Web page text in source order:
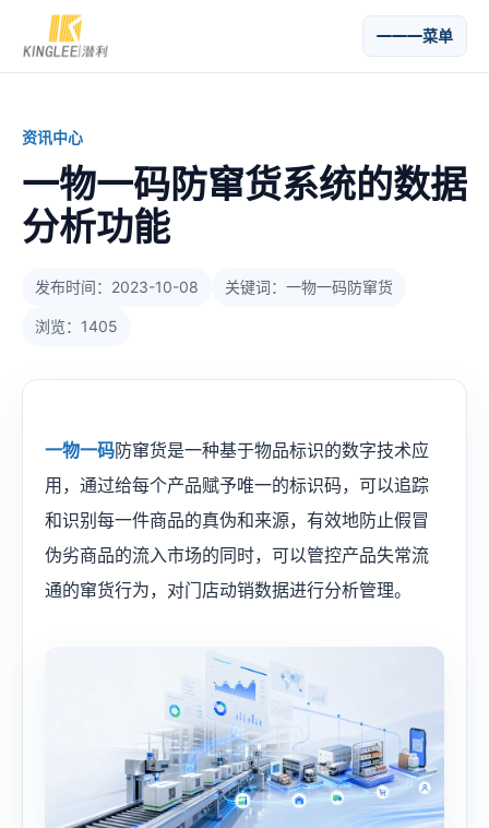
菜单
资讯中心
一物一码防窜货系统的数据
分析功能
发布时间：2023-10-08 关键词：一物一码防窜货
浏览：1405
一物一码防窜货是一种基于物品标识的数字技术应
用，通过给每个产品赋予唯一的标识码，可以追踪
和识别每一件商品的真伪和来源，有效地防止假冒
伪劣商品的流入市场的同时，可以管控产品失常流
通的窜货行为，对门店动销数据进行分析管理。